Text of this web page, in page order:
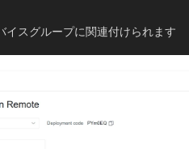
スグループに関連付けられます